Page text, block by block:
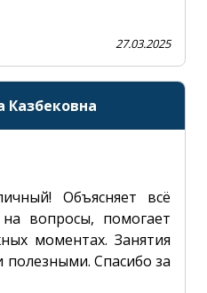
27.03.2025
Казбековна
Объясняет всё
вопросы, помогает
моментах. Занятия
Спасибо за
действия
поля будут стерты.
окно?